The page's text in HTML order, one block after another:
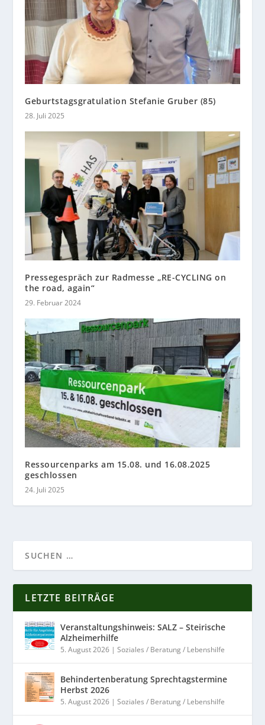
Geburtstagsgratulation Stefanie Gruber (85)
28. Juli 2025
Pressegespräch zur Radmesse „RE-CYCLING on
the road, again“
29. Februar 2024
Ressourcenparks am 15.08. und 16.08.2025
geschlossen
24. Juli 2025
LETZTE BEITRÄGE
Veranstaltungshinweis: SALZ – Steirische
Alzheimerhilfe
5. August 2026 |Soziales / Beratung / Lebenshilfe
Behindertenberatung Sprechtagstermine
Herbst 2026
5. August 2026 |Soziales / Beratung / Lebenshilfe